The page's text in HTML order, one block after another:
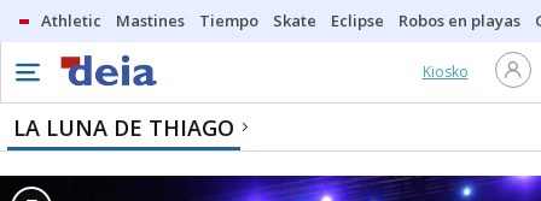
Athletic Mastines Tiempo Skate Eclipse Robos en playas
Kiosko
LA LUNA DE THIAGO